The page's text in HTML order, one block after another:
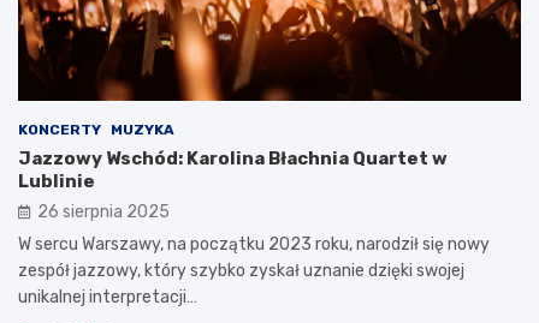
KONCERTY MUZYKA
Jazzowy Wschód: Karolina Błachnia Quartet w
Lublinie
26 sierpnia 2025
W sercu Warszawy, na początku 2023 roku, narodził się nowy
zespół jazzowy, który szybko zyskał uznanie dzięki swojej
unikalnej interpretacji…